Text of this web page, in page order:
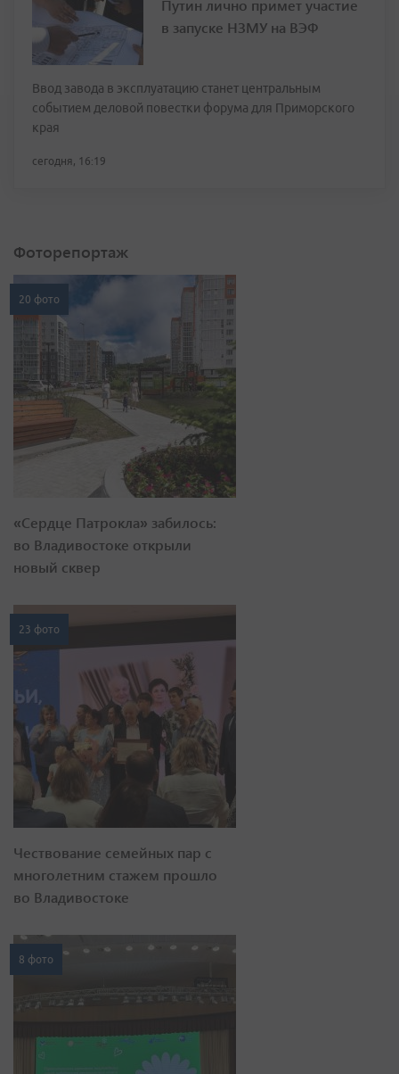
Путин лично примет участие
в запуске НЗМУ на ВЭФ
Ввод завода в эксплуатацию станет центральным
событием деловой повестки форума для Приморского
края
сегодня, 16:19
Фоторепортаж
20 фото
«Сердце Патрокла» забилось:
во Владивостоке открыли
новый сквер
23 фото
Чествование семейных пар с
многолетним стажем прошло
во Владивостоке
8 фото